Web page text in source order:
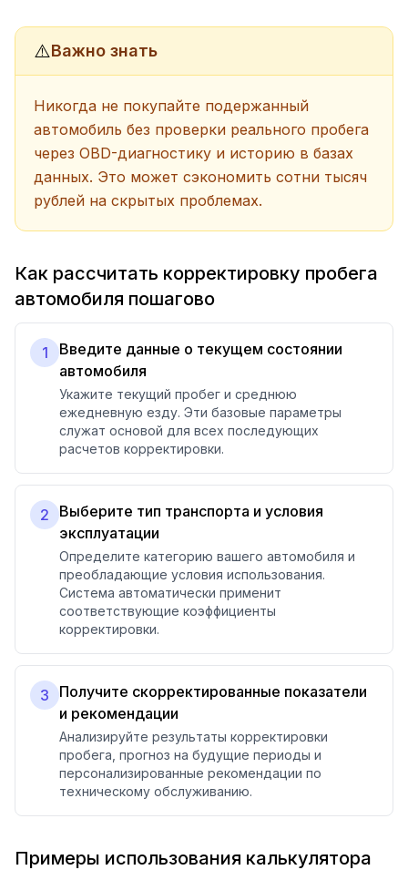
⚠️Важно знать
Никогда не покупайте подержанный
автомобиль без проверки реального пробега
через OBD-диагностику и историю в базах
данных. Это может сэкономить сотни тысяч
рублей на скрытых проблемах.
Как рассчитать корректировку пробега
автомобиля пошагово
1
Введите данные о текущем состоянии
автомобиля
Укажите текущий пробег и среднюю
ежедневную езду. Эти базовые параметры
служат основой для всех последующих
расчетов корректировки.
2
Выберите тип транспорта и условия
эксплуатации
Определите категорию вашего автомобиля и
преобладающие условия использования.
Система автоматически применит
соответствующие коэффициенты
корректировки.
3
Получите скорректированные показатели
и рекомендации
Анализируйте результаты корректировки
пробега, прогноз на будущие периоды и
персонализированные рекомендации по
техническому обслуживанию.
Примеры использования калькулятора